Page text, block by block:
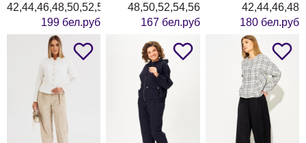
42,44,46,48,50,52,54,56
199 бел.руб
48,50,52,54,56
167 бел.руб
42,44,46,48
180 бел.руб